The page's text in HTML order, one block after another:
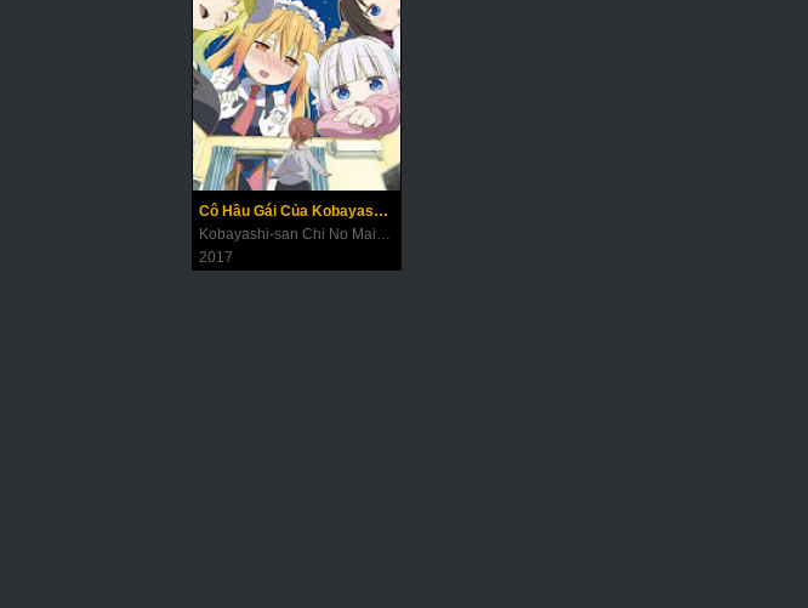
Cô Hầu Gái Của Kobayashi (Ngoại Truyện)
Kobayashi-san Chi No Maid Dragon Specials
2017